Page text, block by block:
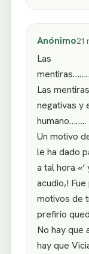
Anónimo21
Las
Las
negativas y
humano……..
Un motivo
le ha dado
a tal hora
acudio,!
motivos de
prefirio
No hay
hay que